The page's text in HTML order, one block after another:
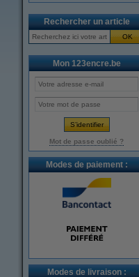
Rechercher un article
OK
Mon 123encre.be
Mot de passe oublié ?
Modes de paiement :
Modes de livraison :